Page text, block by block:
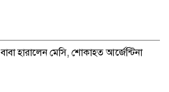
বাবা হারালেন মেসি, শোকাহত আর্জেন্টিনা